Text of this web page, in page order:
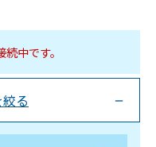
中です。
る